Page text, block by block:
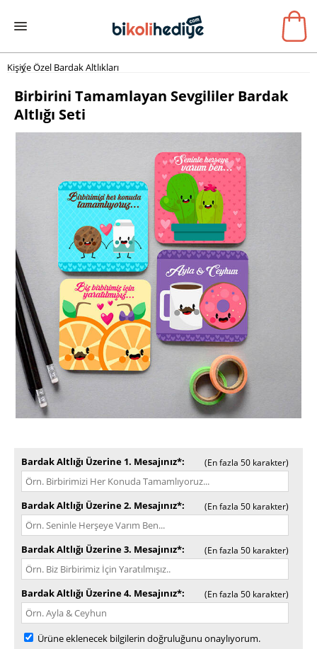
Kişiye Özel Bardak Altlıkları
Birbirini Tamamlayan Sevgililer Bardak
Altlığı Seti
Bardak Altlığı Üzerine 1. Mesajınız* (En fazla 50 karakter)
Bardak Altlığı Üzerine 2. Mesajınız* (En fazla 50 karakter)
Bardak Altlığı Üzerine 3. Mesajınız* (En fazla 50 karakter)
Bardak Altlığı Üzerine 4. Mesajınız* (En fazla 50 karakter)
Ürüne eklenecek bilgilerin doğruluğunu onaylıyorum.